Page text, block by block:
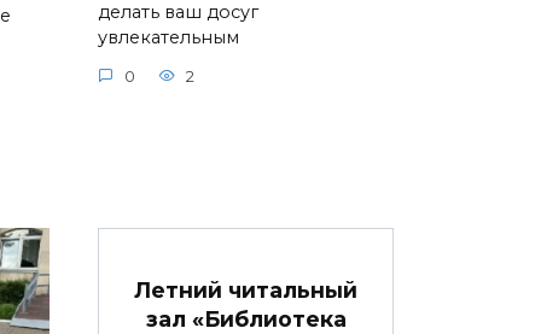
делать ваш досуг
увлекательным
0 2
Летний читальный
зал «Библиотека